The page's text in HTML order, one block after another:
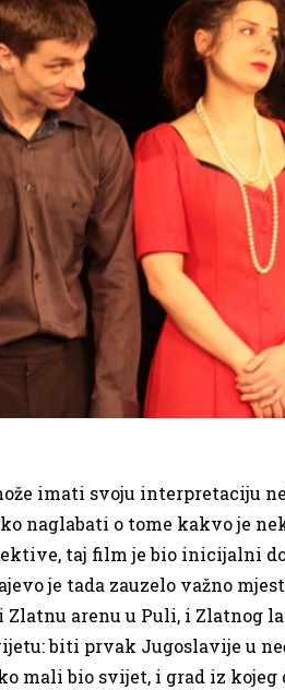
imati svoju interpretaciju
naglabati o tome kakvo je
taj film je bio inicijalni
je tada zauzelo važno
Zlatnu arenu u Puli, i Zlatnog
biti prvak Jugoslavije u
mali bio svijet, i grad iz kojeg